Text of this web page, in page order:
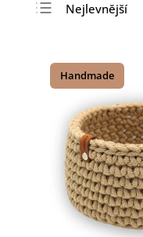
Nejlevnější
Abecedně
Handmade